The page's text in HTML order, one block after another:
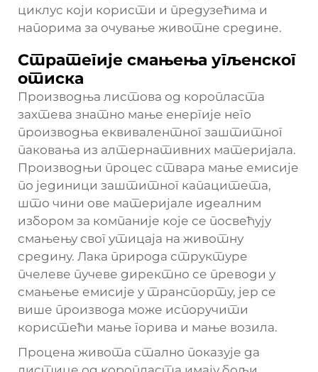
циклус који користи и предузећима и
напорима за очување животне средине.
Стратегије смањења угљенског
отиска
Производња листова од коропласта
захтева знатно мање енергије него
производња еквивалентног заштитног
паковања из алтернативних материјала.
Производњи процес ствара мање емисије
по јединици заштитног капацитета,
што чини ове материјале идеалним
избором за компаније које се посвећују
смањењу свог утицаја на животну
средину. Лака природа структуре
пчелеве пучеве директно се преводи у
смањење емисије у транспорту, јер се
више производа може испоручити
користећи мање горива и мање возила.
Процена живота стално показује да